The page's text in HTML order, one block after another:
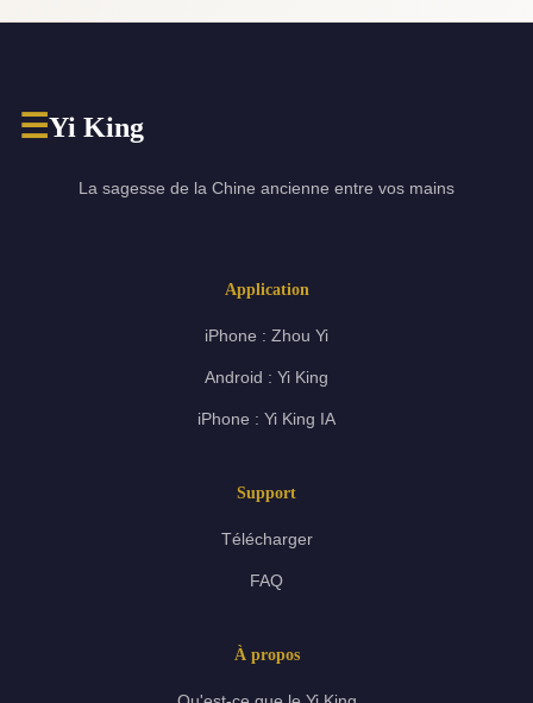
☰Yi King
La sagesse de la Chine ancienne entre vos mains
Application
iPhone : Zhou Yi
Android : Yi King
iPhone : Yi King IA
Support
Télécharger
FAQ
À propos